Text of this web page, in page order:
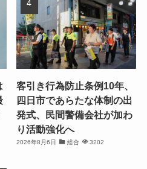
客引き行為防止条例10年、
四日市であらたな体制の出
発式、民間警備会社が加わ
り活動強化へ
2026年8月6日 総合 3202